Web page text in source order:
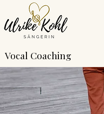
Vocal Coaching